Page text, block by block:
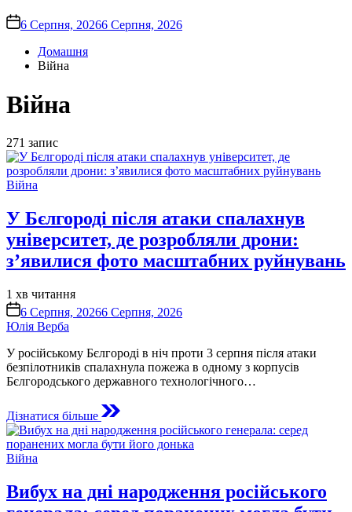
on6 Серпня, 20266 Серпня, 2026
Домашня
Війна
Війна
271 запис
Опублікувати
Війна
У Бєлгороді після атаки спалахнув
університет, де розробляли дрони:
з’явилися фото масштабних руйнувань
Орієнтовний
час
читання
1 хв читання
on6 Серпня, 20266 Серпня, 2026
Юлія Верба
У російському Бєлгороді в ніч проти 3 серпня після атаки
безпілотників спалахнула пожежа в одному з корпусів
Бєлгородського державного технологічного…
Дізнатися більше
Опублікувати
Війна
Вибух на дні народження російського